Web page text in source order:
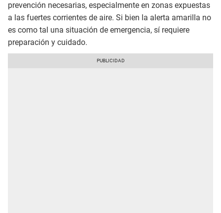
prevención necesarias, especialmente en zonas expuestas
a las fuertes corrientes de aire. Si bien la alerta amarilla no
es como tal una situación de emergencia, sí requiere
preparación y cuidado.